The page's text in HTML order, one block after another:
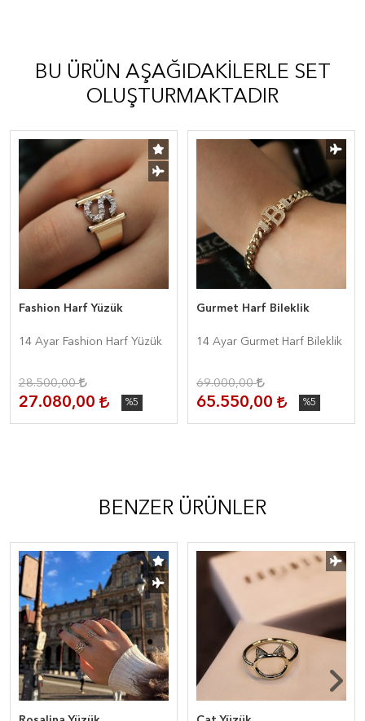
BU ÜRÜN AŞAĞIDAKILERLE SET
OLUŞTURMAKTADIR
Fashion Harf Yüzük
14 Ayar Fashion Harf Yüzük
28.500,00
27.080,00 %5
Gurmet Harf Bileklik
14 Ayar Gurmet Harf Bileklik
69.000,00
65.550,00 %5
BENZER ÜRÜNLER